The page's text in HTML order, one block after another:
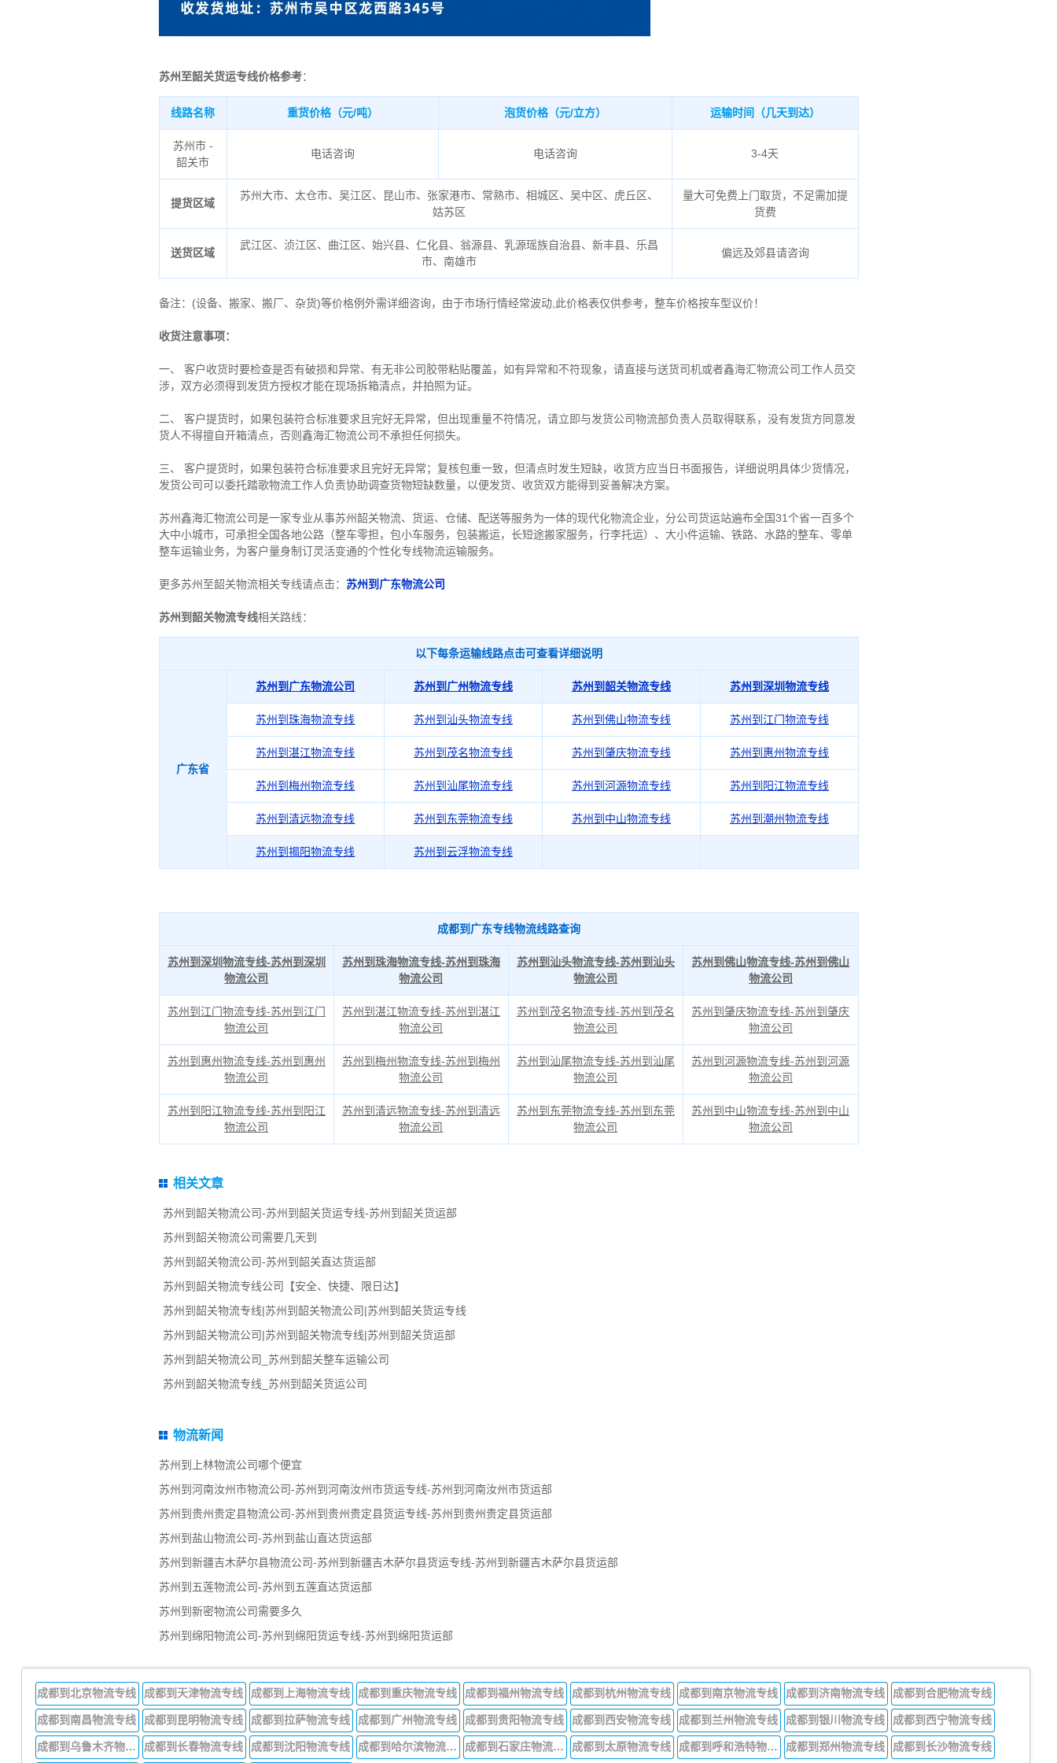
苏州至韶关货运专线价格参考：
线路名称 重货价格（元/吨） 泡货价格（元/立方） 运输时间（几天到达）
苏州市 -
韶关市
电话咨询 电话咨询 3-4天
提货区域
苏州大市、太仓市、吴江区、昆山市、张家港市、常熟市、相城区、吴中区、虎丘区、
姑苏区
量大可免费上门取货，不足需加提
货费
送货区域
武江区、浈江区、曲江区、始兴县、仁化县、翁源县、乳源瑶族自治县、新丰县、乐昌
市、南雄市
偏远及郊县请咨询
备注： (设备、搬家、搬厂、杂货)等价格例外需详细咨询，由于市场行情经常波动,此价格表仅供参考，整车价格按车型议价！
收货注意事项：
一、 客户收货时要检查是否有破损和异常、有无非公司胶带粘贴覆盖，如有异常和不符现象，请直接与送货司机或者鑫海汇物流公司工作人员交
涉，双方必须得到发货方授权才能在现场拆箱清点，并拍照为证。
二、 客户提货时，如果包装符合标准要求且完好无异常，但出现重量不符情况，请立即与发货公司物流部负责人员取得联系，没有发货方同意发
货人不得擅自开箱清点，否则鑫海汇物流公司不承担任何损失。
三、 客户提货时，如果包装符合标准要求且完好无异常；复核包重一致，但清点时发生短缺，收货方应当日书面报告，详细说明具体少货情况，
发货公司可以委托踏歌物流工作人负责协助调查货物短缺数量，以便发货、收货双方能得到妥善解决方案。
苏州鑫海汇物流公司是一家专业从事苏州韶关物流、货运、仓储、配送等服务为一体的现代化物流企业，分公司货运站遍布全国31个省一百多个
大中小城市，可承担全国各地公路（整车零担，包小车服务，包装搬运，长短途搬家服务，行李托运）、大小件运输、铁路、水路的整车、零单
整车运输业务，为客户量身制订灵活变通的个性化专线物流运输服务。
更多苏州至韶关物流相关专线请点击： 苏州到广东物流公司
苏州到韶关物流专线相关路线：
以下每条运输线路点击可查看详细说明
广东省
苏州到广东物流公司 苏州到广州物流专线 苏州到韶关物流专线 苏州到深圳物流专线
苏州到珠海物流专线 苏州到汕头物流专线 苏州到佛山物流专线 苏州到江门物流专线
苏州到湛江物流专线 苏州到茂名物流专线 苏州到肇庆物流专线 苏州到惠州物流专线
苏州到梅州物流专线 苏州到汕尾物流专线 苏州到河源物流专线 苏州到阳江物流专线
苏州到清远物流专线 苏州到东莞物流专线 苏州到中山物流专线 苏州到潮州物流专线
苏州到揭阳物流专线 苏州到云浮物流专线
成都到广东专线物流线路查询
苏州到深圳物流专线-苏州到深圳
物流公司
苏州到珠海物流专线-苏州到珠海
物流公司
苏州到汕头物流专线-苏州到汕头
物流公司
苏州到佛山物流专线-苏州到佛山
物流公司
苏州到江门物流专线-苏州到江门
物流公司
苏州到湛江物流专线-苏州到湛江
物流公司
苏州到茂名物流专线-苏州到茂名
物流公司
苏州到肇庆物流专线-苏州到肇庆
物流公司
苏州到惠州物流专线-苏州到惠州
物流公司
苏州到梅州物流专线-苏州到梅州
物流公司
苏州到汕尾物流专线-苏州到汕尾
物流公司
苏州到河源物流专线-苏州到河源
物流公司
苏州到阳江物流专线-苏州到阳江
物流公司
苏州到清远物流专线-苏州到清远
物流公司
苏州到东莞物流专线-苏州到东莞
物流公司
苏州到中山物流专线-苏州到中山
物流公司
相关文章
苏州到韶关物流公司-苏州到韶关货运专线-苏州到韶关货运部
苏州到韶关物流公司需要几天到
苏州到韶关物流公司-苏州到韶关直达货运部
苏州到韶关物流专线公司【安全、快捷、限日达】
苏州到韶关物流专线|苏州到韶关物流公司|苏州到韶关货运专线
苏州到韶关物流公司|苏州到韶关物流专线|苏州到韶关货运部
苏州到韶关物流公司_苏州到韶关整车运输公司
苏州到韶关物流专线_苏州到韶关货运公司
物流新闻
苏州到上林物流公司哪个便宜
苏州到河南汝州市物流公司-苏州到河南汝州市货运专线-苏州到河南汝州市货运部
苏州到贵州贵定县物流公司-苏州到贵州贵定县货运专线-苏州到贵州贵定县货运部
苏州到盐山物流公司-苏州到盐山直达货运部
苏州到新疆吉木萨尔县物流公司-苏州到新疆吉木萨尔县货运专线-苏州到新疆吉木萨尔县货运部
苏州到五莲物流公司-苏州到五莲直达货运部
苏州到新密物流公司需要多久
苏州到绵阳物流公司-苏州到绵阳货运专线-苏州到绵阳货运部
成都到北京物流专线 成都到天津物流专线 成都到上海物流专线 成都到重庆物流专线 成都到福州物流专线 成都到杭州物流专线 成都到南京物流专线 成都到济南物流专线 成都到合肥物流专线
成都到南昌物流专线 成都到昆明物流专线 成都到拉萨物流专线 成都到广州物流专线 成都到贵阳物流专线 成都到西安物流专线 成都到兰州物流专线 成都到银川物流专线 成都到西宁物流专线
成都到乌鲁木齐物流专线 成都到长春物流专线 成都到沈阳物流专线 成都到哈尔滨物流专线 成都到石家庄物流专线 成都到太原物流专线 成都到呼和浩特物流专线 成都到郑州物流专线 成都到长沙物流专线